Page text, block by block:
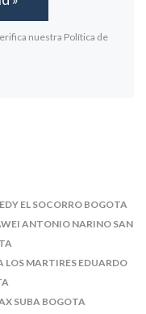
nuestra Política de
EL SOCORRO BOGOTA
ANTONIO NARINO SAN
MARTIRES EDUARDO
SUBA BOGOTA